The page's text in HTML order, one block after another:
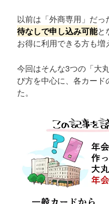
以前は「外商専用」だ
待なしで申し込み可能と
お得に利用できる方も増
今回はそんな3つの「大
び方を中心に、各カー
た。